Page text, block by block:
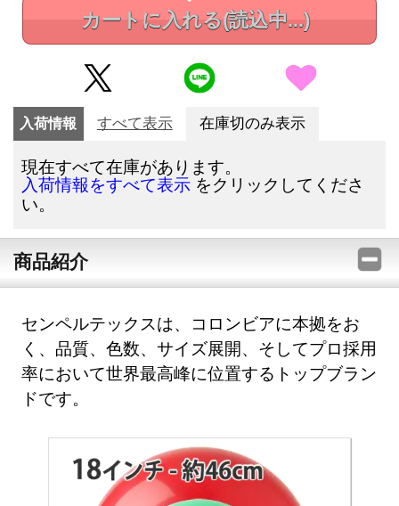
カートに入れる(読込中...)
入荷情報 すべて表示 在庫切のみ表示
現在すべて在庫があります。
入荷情報をすべて表示 をクリックしてくださ
い。
商品紹介
センペルテックスは、コロンビアに本拠をお
く、品質、色数、サイズ展開、そしてプロ採用
率において世界最高峰に位置するトップブラン
ドです。